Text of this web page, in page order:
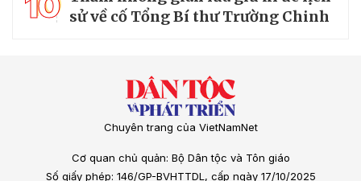
sử về cố Tổng Bí thư Trường Chinh
Chuyên trang của VietNamNet
Cơ quan chủ quản: Bộ Dân tộc và Tôn giáo
Số giấy phép: 146/GP-BVHTTDL, cấp ngày 17/10/2025